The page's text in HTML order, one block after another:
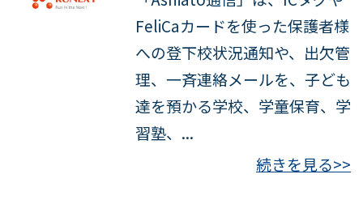
FeliCaカードを使った保護者様
への登下校状況通知や、出欠管
理、一斉連絡メールを、子ども
達を預かる学校、学童保育、学
習塾、...
続きを見る>>